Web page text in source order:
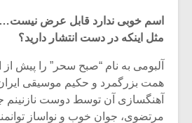
اسم خوبی ندارد قابل عرض
مثل اینکه در دست انتشار دارید؟
آلبومی به نام “صبح سحر” را پیش از
همت بزرگمرد و حکیم موسیقی
آهنگسازی آن توسط دوست نازنینم
مرتضوی، جوان خوب و نواساز